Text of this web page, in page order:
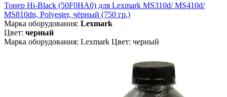
Тонер Hi-Black (50F0HA0) для Lexmark MS310d/ MS410d/
MS810dn, Polyester, чёрный (750 гр.)
Марка оборудования: Lexmark
Цвет: черный
Марка оборудования: Lexmark Цвет: черный